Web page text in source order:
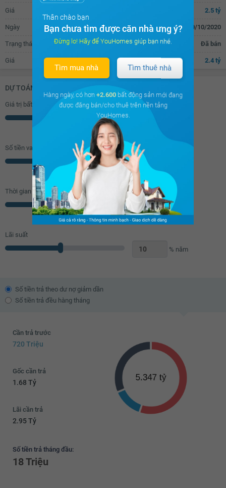
Giá 2.5 tỷ
Ngày 10/10/2020
Trạng thái Đã bán
Giá 2.4 tỷ
DỰ TOÁN KHOẢN VAY (ĐƠN VỊ: VNĐ)
Giá trị bất động sản
Số tiền vay (
%/GTNĐ)
Thời gian vay
Năm
Lãi suất
% năm
Số tiền trả theo dư nợ giảm dần
Số tiền trả đều hàng tháng
Cần trả trước
720 Triệu
Gốc cần trả
1.68 Tỷ
Lãi cần trả
2.95 Tỷ
Số tiền trả tháng đầu:
18 Triệu
Thân chào bạn
Bạn chưa tìm được căn nhà ưng ý?
Đừng lo! Hãy để YouHomes giúp bạn nhé.
Tìm mua nhà Tìm thuê nhà
Hàng ngày, có hơn +2.600 bất động sản mới đang
được đăng bán/cho thuê trên nền tảng
YouHomes.